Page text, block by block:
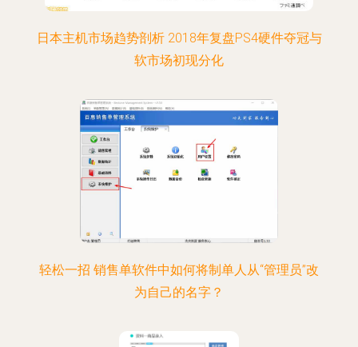
日本主机市场趋势剖析 2018年复盘PS4硬件夺冠与
软市场初现分化
轻松一招 销售单软件中如何将制单人从“管理员”改
为自己的名字？